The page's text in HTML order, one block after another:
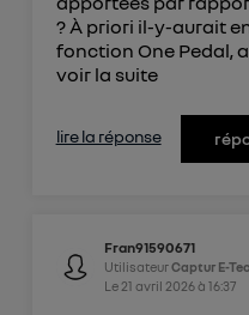
? À priori il-y-aurait
fonction One Pedal,
voir la suite
lire la réponse
Fran91590671
UtilisateurCaptur E-
Le 21 avril 2026à 16:37